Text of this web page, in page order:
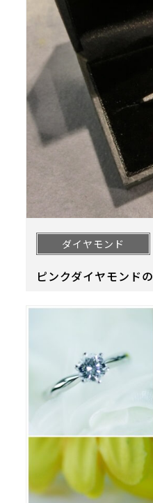
ダイヤモンド
ピンクダイヤモンド